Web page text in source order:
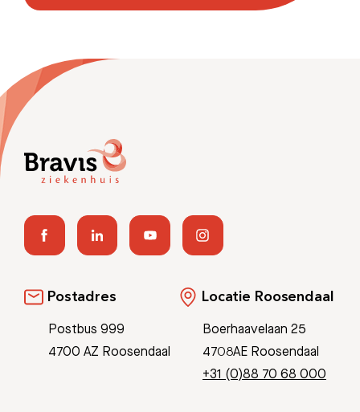
Postadres
Postbus 999
4700 AZ Roosendaal
Locatie Roosendaal
Boerhaavelaan 25
4708AE Roosendaal
+31 (0)88 70 68 000